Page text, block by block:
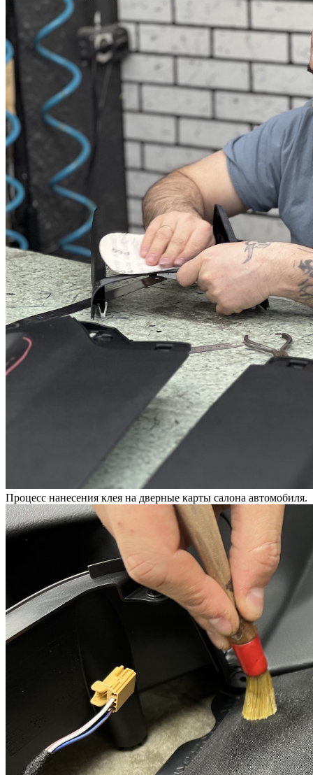
Процесс нанесения клея на дверные карты салона автомобиля.